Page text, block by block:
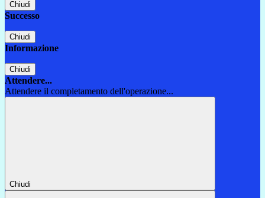
Chiudi
Successo
Chiudi
Informazione
Chiudi
Attendere...
Attendere il completamento dell'operazione...
Chiudi